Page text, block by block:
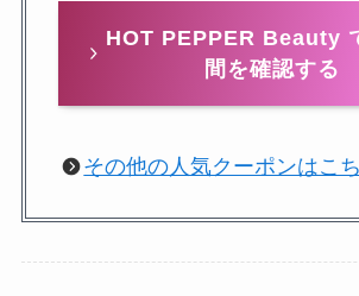
HOT PEPPER Beauty
間を確認する
その他の人気クーポンはこ